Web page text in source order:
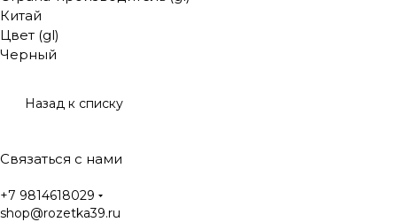
Китай
Цвет (gl)
Черный
Назад к списку
Связаться с нами
+7 9814618029
shop@rozetka39.ru